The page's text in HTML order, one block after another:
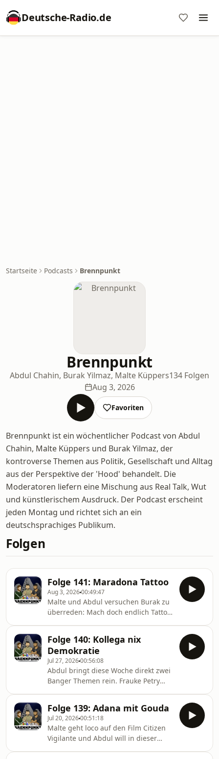
Deutsche-Radio.de
Startseite Podcasts Brennpunkt
Brennpunkt
Abdul Chahin, Burak Yilmaz, Malte Küppers134 Folgen
Aug 3, 2026
Favoriten
Brennpunkt ist ein wöchentlicher Podcast von Abdul
Chahin, Malte Küppers und Burak Yilmaz, der
kontroverse Themen aus Politik, Gesellschaft und Alltag
aus der Perspektive der 'Hood' behandelt. Die
Moderatoren liefern eine Mischung aus Real Talk, Wut
und künstlerischem Ausdruck. Der Podcast erscheint
jeden Montag und richtet sich an ein
deutschsprachiges Publikum.
Folgen
Folge 141: Maradona Tattoo
Aug 3, 202600:49:47
Malte und Abdul versuchen Burak zu
überreden: Mach doch endlich Tattoo,
Zerstörer ist, hört ihr diese Woche bei
Brennpunkt. Und Highlight dieser
Folge: Dr. Naturforscher Abdul Chahin
erklärt uns, wie die Welt entstanden
ist.
Folge 140: Kollega nix
Demokratie
Jul 27, 202600:56:08
Abdul bringt diese Woche direkt zwei
Banger Themen rein. Frauke Petry
Zustände ein und Malte hat es alles
satt. Wir leben hier in Deutschesland
und wem es hier nicht gefällt, der soll
Brennpunkt hören.
Folge 139: Adana mit Gouda
Jul 20, 202600:51:18
Malte geht loco auf den Film Citizen
Vigilante und Abdul will in dieser